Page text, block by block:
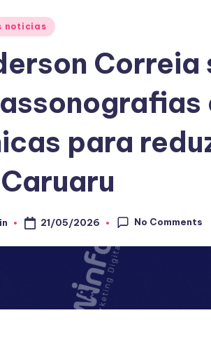
noticias
para
21/05/2026 No Comments